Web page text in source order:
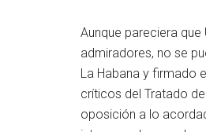
Aunque pareciera
admiradores, no se
La Habana y firmado
críticos del Tratado
oposición a lo